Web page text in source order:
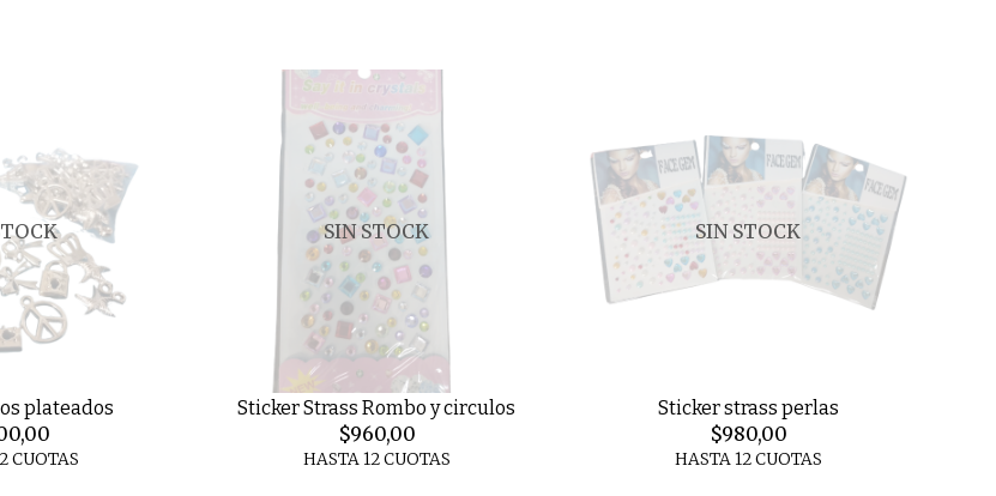
plateados
CUOTAS
SIN STOCK
Sticker Strass Rombo y circulos
$960,00
HASTA 12 CUOTAS
SIN STOCK
Sticker strass perlas
$980,00
HASTA 12 CUOTAS